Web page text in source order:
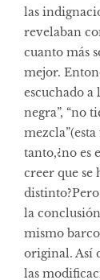
las
revelaban
cuanto más
mejor.
escuchado a
negra”, “no
tanto,¿no es
creer que se
la
mismo
original. Así
las